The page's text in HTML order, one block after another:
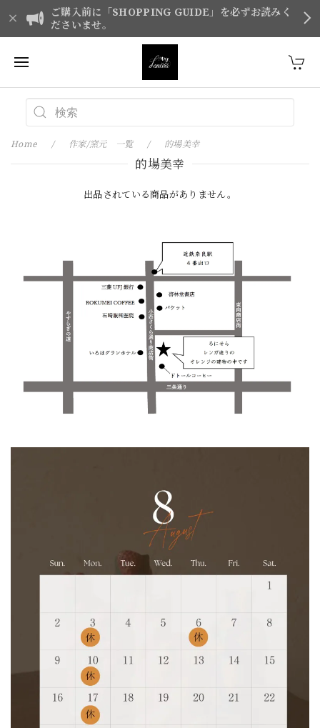
ご購入前に「SHOPPING GUIDE」を必ずお読みく
ださいませ。
Home 作家/窯元 一覧 的場美幸
的場美幸
出品されている商品がありません。